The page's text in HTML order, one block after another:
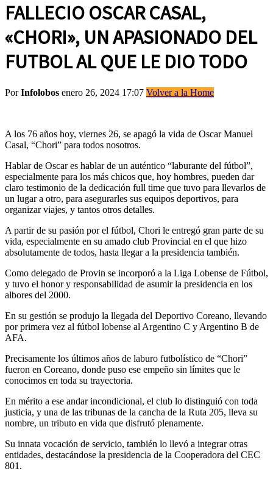
FALLECIO OSCAR CASAL,
«CHORI», UN APASIONADO DEL
FUTBOL AL QUE LE DIO TODO
PorInfolobos enero 26, 2024 17:07 Volver a la Home
A los 76 años hoy, viernes 26, se apagó la vida de Oscar Manuel
Casal, “Chori” para todos nosotros.
Hablar de Oscar es hablar de un auténtico “laburante del fútbol”,
especialmente para los más chicos que, hoy hombres, pueden dar
claro testimonio de la dedicación full time que tuvo para llevarlos de
un lugar a otro, para asegurarles sus equipos deportivos, para
organizar viajes, y tantos otros detalles.
A partir de su pasión por el fútbol, Chori le entregó gran parte de su
vida, especialmente en su amado club Provincial en el que hizo
absolutamente de todos, hasta llegar a la presidencia también.
Como delegado de Provin se incorporó a la Liga Lobense de Fútbol,
y tuvo el honor y responsabilidad de asumir la presidencia en los
albores del 2000.
En su gestión se produjo la llegada del Deportivo Coreano, llevando
por primera vez al fútbol lobense al Argentino C y Argentino B de
AFA.
Precisamente los últimos años de laburo futbolístico de “Chori”
fueron en Coreano, donde puso ese empeño sin límites que le
conocimos en toda su trayectoria.
En mérito a ese andar incondicional, el club lo distinguió con toda
justicia, y una de las tribunas de la cancha de la Ruta 205, lleva su
nombre, un tributo en vida que disfrutó plenamente.
Su innata vocación de servicio, también lo llevó a integrar otras
entidades, destacándose la presidencia de la Cooperadora del CEC
801.